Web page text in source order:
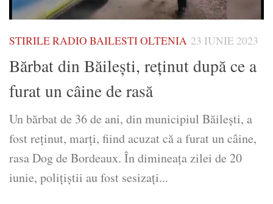
STIRILE RADIO BAILESTI OLTENIA 23 IUNIE 2023
Bărbat din Băilești, reținut după ce a
furat un câine de rasă
Un bărbat de 36 de ani, din municipiul Băileşti, a
fost reținut, marți, fiind acuzat că a furat un câine,
rasa Dog de Bordeaux. În dimineaţa zilei de 20
iunie, poliţiştii au fost sesizaţi...